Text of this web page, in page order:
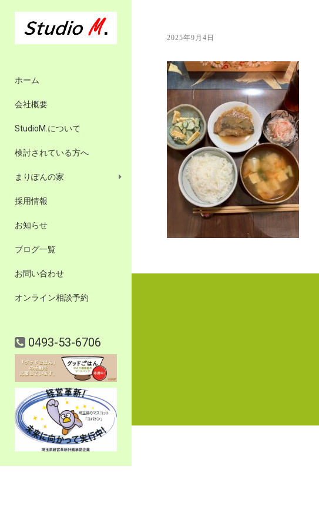
ホーム
会社概要
StudioM.について
検討されている方へ
まりぽんの家
採用情報
お知らせ
ブログ一覧
お問い合わせ
オンライン相談予約
0493-53-6706
2025年9月4日